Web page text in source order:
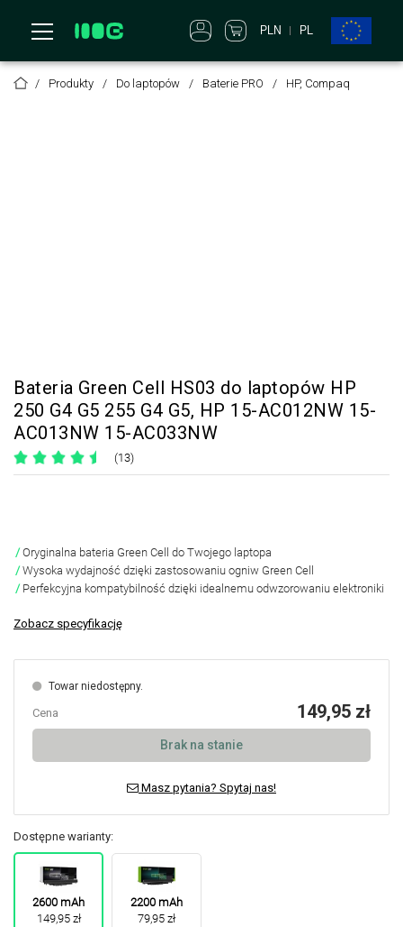
PLN PL
Produkty Do laptopów Baterie PRO HP, Compaq
Bateria Green Cell HS03 do laptopów HP
250 G4 G5 255 G4 G5, HP 15-AC012NW 15-
AC013NW 15-AC033NW
(13)
Oryginalna bateria Green Cell do Twojego laptopa
Wysoka wydajność dzięki zastosowaniu ogniw Green Cell
Perfekcyjna kompatybilność dzięki idealnemu odwzorowaniu elektroniki
Zobacz specyfikację
Towar niedostępny.
Cena 149,95 zł
Brak na stanie
Masz pytania? Spytaj nas!
Dostępne warianty:
2600 mAh
149,95 zł
2200 mAh
79,95 zł